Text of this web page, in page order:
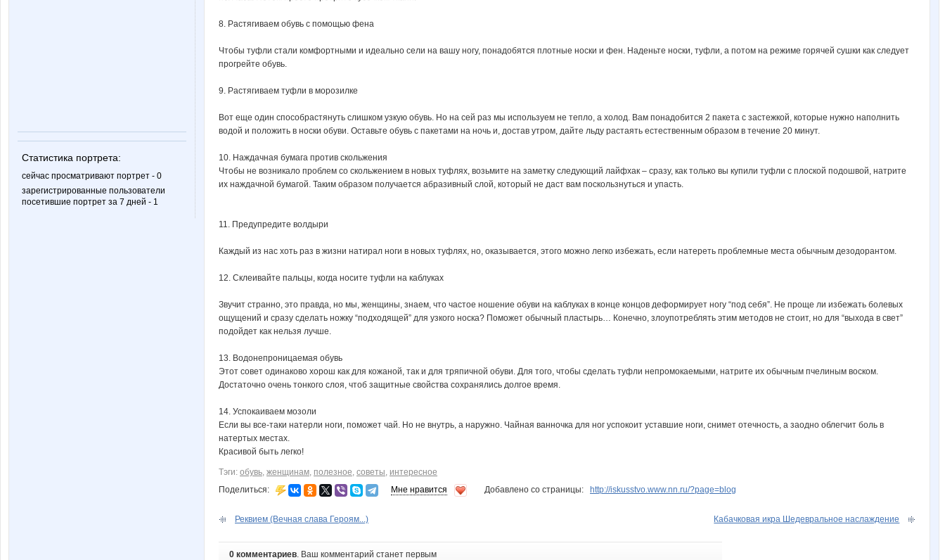
Статистика портрета:
сейчас просматривают портрет - 0
зарегистрированные пользователи
посетившие портрет за 7 дней - 1
8. Растягиваем обувь с помощью фена
Чтобы туфли стали комфортными и идеально сели на вашу ногу, понадобятся плотные носки и фен. Наденьте носки, туфли, а потом на режиме горячей сушки как следует
прогрейте обувь.
9. Растягиваем туфли в морозилке
Вот еще один способрастянуть слишком узкую обувь. Но на сей раз мы используем не тепло, а холод. Вам понадобится 2 пакета с застежкой, которые нужно наполнить
водой и положить в носки обуви. Оставьте обувь с пакетами на ночь и, достав утром, дайте льду растаять естественным образом в течение 20 минут.
10. Наждачная бумага против скольжения
Чтобы не возникало проблем со скольжением в новых туфлях, возьмите на заметку следующий лайфхак – сразу, как только вы купили туфли с плоской подошвой, натрите
их наждачной бумагой. Таким образом получается абразивный слой, который не даст вам поскользнуться и упасть.
11. Предупредите волдыри
Каждый из нас хоть раз в жизни натирал ноги в новых туфлях, но, оказывается, этого можно легко избежать, если натереть проблемные места обычным дезодорантом.
12. Склеивайте пальцы, когда носите туфли на каблуках
Звучит странно, это правда, но мы, женщины, знаем, что частое ношение обуви на каблуках в конце концов деформирует ногу “под себя”. Не проще ли избежать болевых
ощущений и сразу сделать ножку “подходящей” для узкого носка? Поможет обычный пластырь… Конечно, злоупотреблять этим методов не стоит, но для “выхода в свет”
подойдет как нельзя лучше.
13. Водонепроницаемая обувь
Этот совет одинаково хорош как для кожаной, так и для тряпичной обуви. Для того, чтобы сделать туфли непромокаемыми, натрите их обычным пчелиным воском.
Достаточно очень тонкого слоя, чтоб защитные свойства сохранялись долгое время.
14. Успокаиваем мозоли
Если вы все-таки натерли ноги, поможет чай. Но не внутрь, а наружно. Чайная ванночка для ног успокоит уставшие ноги, снимет отечность, а заодно облегчит боль в
натертых местах.
Красивой быть легко!
Тэги: обувь, женщинам, полезное, советы, интересное
Поделиться:
Мне нравится Добавлено со страницы: http://iskusstvo.www.nn.ru/?page=blog
Реквием (Вечная слава Героям...) Кабачковая икра Шедевральное наслаждение
0 комментариев. Ваш комментарий станет первым